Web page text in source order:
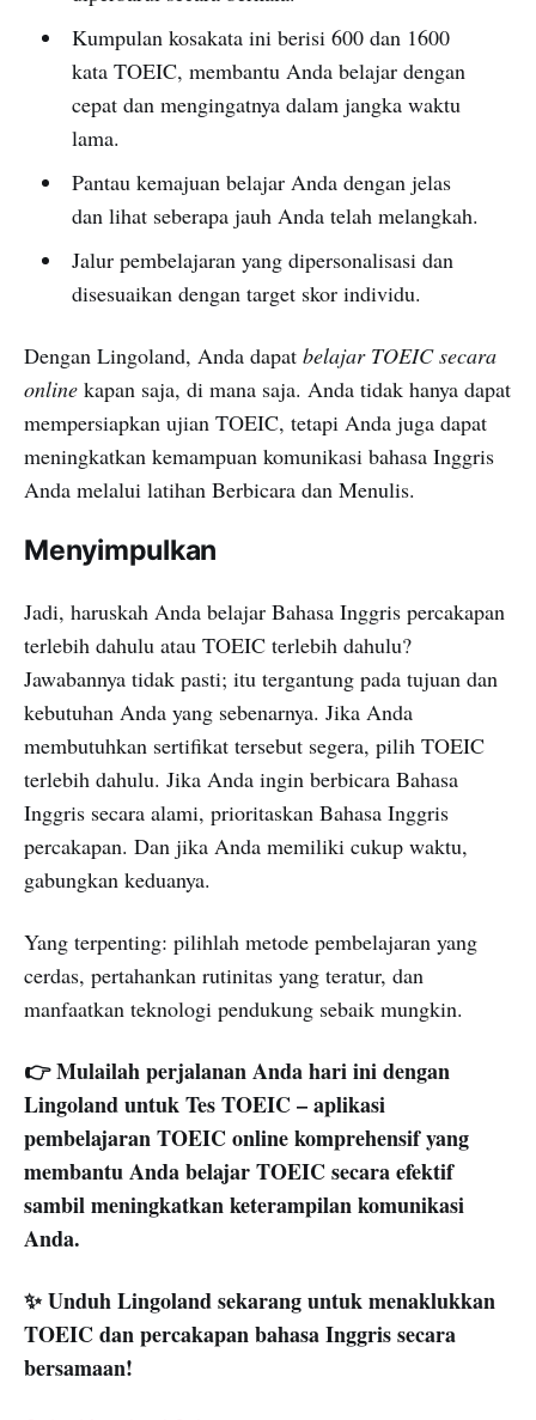
Kumpulan kosakata ini berisi 600 dan 1600
kata TOEIC, membantu Anda belajar dengan
cepat dan mengingatnya dalam jangka waktu
lama.
Pantau kemajuan belajar Anda dengan jelas
dan lihat seberapa jauh Anda telah melangkah.
Jalur pembelajaran yang dipersonalisasi dan
disesuaikan dengan target skor individu.
Dengan Lingoland, Anda dapat belajar TOEIC secara
online kapan saja, di mana saja. Anda tidak hanya dapat
mempersiapkan ujian TOEIC, tetapi Anda juga dapat
meningkatkan kemampuan komunikasi bahasa Inggris
Anda melalui latihan Berbicara dan Menulis.
Menyimpulkan
Jadi, haruskah Anda belajar Bahasa Inggris percakapan
terlebih dahulu atau TOEIC terlebih dahulu?
Jawabannya tidak pasti; itu tergantung pada tujuan dan
kebutuhan Anda yang sebenarnya. Jika Anda
membutuhkan sertifikat tersebut segera, pilih TOEIC
terlebih dahulu. Jika Anda ingin berbicara Bahasa
Inggris secara alami, prioritaskan Bahasa Inggris
percakapan. Dan jika Anda memiliki cukup waktu,
gabungkan keduanya.
Yang terpenting: pilihlah metode pembelajaran yang
cerdas, pertahankan rutinitas yang teratur, dan
manfaatkan teknologi pendukung sebaik mungkin.
👉 Mulailah perjalanan Anda hari ini dengan
Lingoland untuk Tes TOEIC – aplikasi
pembelajaran TOEIC online komprehensif yang
membantu Anda belajar TOEIC secara efektif
sambil meningkatkan keterampilan komunikasi
Anda.
✨ Unduh Lingoland sekarang untuk menaklukkan
TOEIC dan percakapan bahasa Inggris secara
bersamaan!